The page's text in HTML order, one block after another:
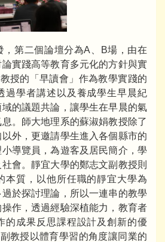
，第二個論壇分為A、B場，由在
實踐高等教育多元化的方針與實
授的「早讀會」作為教學實踐的
過學者講述以及養成學生早晨紀
的議題共論，讓學生在早晨的氣
。師大地理系的蘇淑娟教授除了
外，更邀請學生進入各個縣市的
導覽員，為遊客及居民簡介，學
會。靜宜大學的鄭志文副教授則
本質，以他所任職的靜宜大學為
於探討理論，所以一連串的教學
作，透過經驗深植能力，教育者
的成果反思課程設計及創新的優
教授以體育學習的角度讓同業的